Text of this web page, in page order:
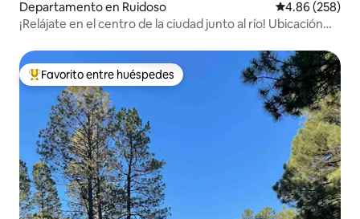
Departamento en Ruidoso Calificación
4.86 (258)
¡Relájate en el centro de la ciudad junto al río! Ubicación
De los mejores en Favorito entre huéspedes
Favorito entre huéspedes